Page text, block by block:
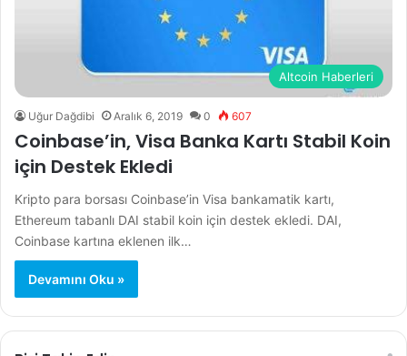
Altcoin Haberleri
Uğur Dağdibi Aralık 6, 2019 0 607
Coinbase’in, Visa Banka Kartı Stabil Koin
için Destek Ekledi
Kripto para borsası Coinbase’in Visa bankamatik kartı,
Ethereum tabanlı DAI stabil koin için destek ekledi. DAI,
Coinbase kartına eklenen ilk…
Devamını Oku »